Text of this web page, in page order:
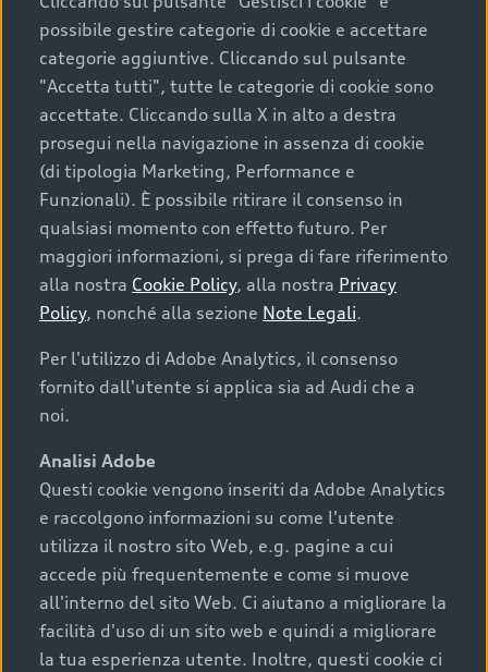
convenienza, affidabilità e sostenibilità. Per fare un
acquisto sicuro, è essenziale considerare aspetti
determinanti come la garanzia inclusa e l’affidabilità del
marchio. Audi offre l’auto usata perfetta tramite Audi
Prima Scelta :plus
Cosa sapere prima di
acquistare la tua prossima
auto
I requisiti fondamentali da considerare prima di
acquistare un’auto usata, oltre al prezzo e all'aspetto,
chilometraggio: un valore contenuto corrisponde a
uno stato migliore del veicolo e a una maggiore
durata nel tempo;
cronologia dei tagliandi: una documentazione
completa della vettura certifica una manutenzione
costante e accurata;
possibile gestire categorie di cookie e accettare
categorie aggiuntive. Cliccando sul pulsante
"Accetta tutti", tutte le categorie di cookie sono
accettate. Cliccando sulla X in alto a destra
prosegui nella navigazione in assenza di cookie
(di tipologia Marketing, Performance e
Funzionali). È possibile ritirare il consenso in
qualsiasi momento con effetto futuro. Per
maggiori informazioni, si prega di fare riferimento
alla nostra Cookie Policy, alla nostra Privacy
Policy, nonché alla sezione Note Legali.
Per l'utilizzo di Adobe Analytics, il consenso
fornito dall'utente si applica sia ad Audi che a
noi.
Analisi Adobe
Questi cookie vengono inseriti da Adobe Analytics
e raccolgono informazioni su come l'utente
utilizza il nostro sito Web, e.g. pagine a cui
accede più frequentemente e come si muove
all'interno del sito Web. Ci aiutano a migliorare la
facilità d'uso di un sito web e quindi a migliorare
la tua esperienza utente. Inoltre, questi cookie ci